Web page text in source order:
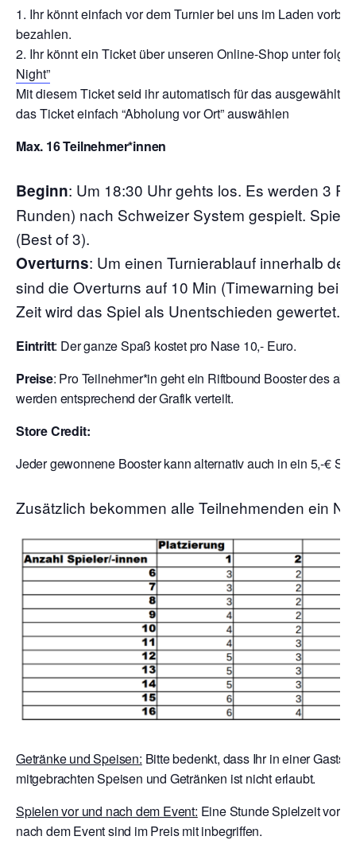
Ihr könnt einfach vor dem Turnier bei uns im Laden
bezahlen.
Ihr könnt ein Ticket über unseren Online-Shop unter
Night”
Mit diesem Ticket seid ihr automatisch für das ausgewählte
das Ticket einfach “Abholung vor Ort” auswählen
Max. 16 Teilnehmer*innen
Beginn: Um 18:30 Uhr gehts los. Es werden 3
Runden) nach Schweizer System gespielt.
(Best of 3).
Overturns: Um einen Turnierablauf innerhalb
sind die Overturns auf 10 Min (Timewarning bei
Zeit wird das Spiel als Unentschieden gewertet.
Eintritt: Der ganze Spaß kostet pro Nase 10,- Euro.
Preise: Pro Teilnehmer*in geht ein Riftbound Booster des
werden entsprechend der Grafik verteilt.
Store Credit:
Jeder gewonnene Booster kann alternativ auch in ein 5,-€
Zusätzlich bekommen alle Teilnehmenden ein
Getränke und Speisen: Bitte bedenkt, dass Ihr in einer
mitgebrachten Speisen und Getränken ist nicht erlaubt.
Spielen vor und nach dem Event: Eine Stunde Spielzeit vor
nach dem Event sind im Preis mit inbegriffen.